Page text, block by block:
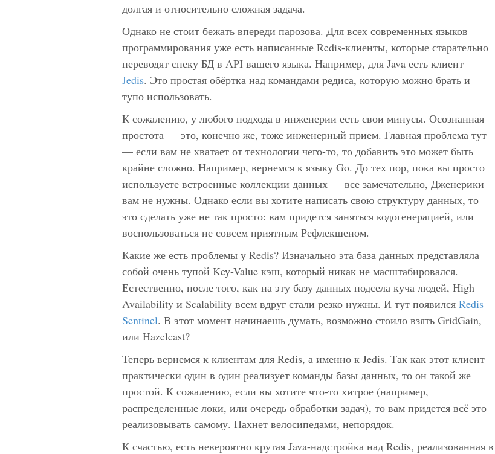
долгая и относительно сложная задача.
Однако не стоит бежать впереди парозова. Для всех современных языков
программирования уже есть написанные Redis-клиенты, которые старательно
переводят спеку БД в API вашего языка. Например, для Java есть клиент —
Jedis. Это простая обёртка над командами редиса, которую можно брать и
тупо использовать.
К сожалению, у любого подхода в инженерии есть свои минусы. Осознанная
простота — это, конечно же, тоже инженерный прием. Главная проблема тут
— если вам не хватает от технологии чего-то, то добавить это может быть
крайне сложно. Например, вернемся к языку Go. До тех пор, пока вы просто
используете встроенные коллекции данных — все замечательно, Дженерики
вам не нужны. Однако если вы хотите написать свою структуру данных, то
это сделать уже не так просто: вам придется заняться кодогенерацией, или
воспользоваться не совсем приятным Рефлекшеном.
Какие же есть проблемы у Redis? Изначально эта база данных представляла
собой очень тупой Key-Value кэш, который никак не масштабировался.
Естественно, после того, как на эту базу данных подсела куча людей, High
Availability и Scalability всем вдруг стали резко нужны. И тут появился Redis
Sentinel. В этот момент начинаешь думать, возможно стоило взять GridGain,
или Hazelcast?
Теперь вернемся к клиентам для Redis, а именно к Jedis. Так как этот клиент
практически один в один реализует команды базы данных, то он такой же
простой. К сожалению, если вы хотите что-то хитрое (например,
распределенные локи, или очередь обработки задач), то вам придется всё это
реализовывать самому. Пахнет велосипедами, непорядок.
К счастью, есть невероятно крутая Java-надстройка над Redis, реализованная в